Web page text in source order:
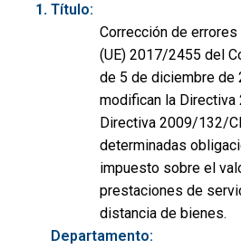
Título:
Corrección de
(UE) 2017/2455 del
de 5 de diciembre de
modifican la
Directiva 2009/132/
determinadas
impuesto sobre el
prestaciones de
distancia de bienes.
Departamento: